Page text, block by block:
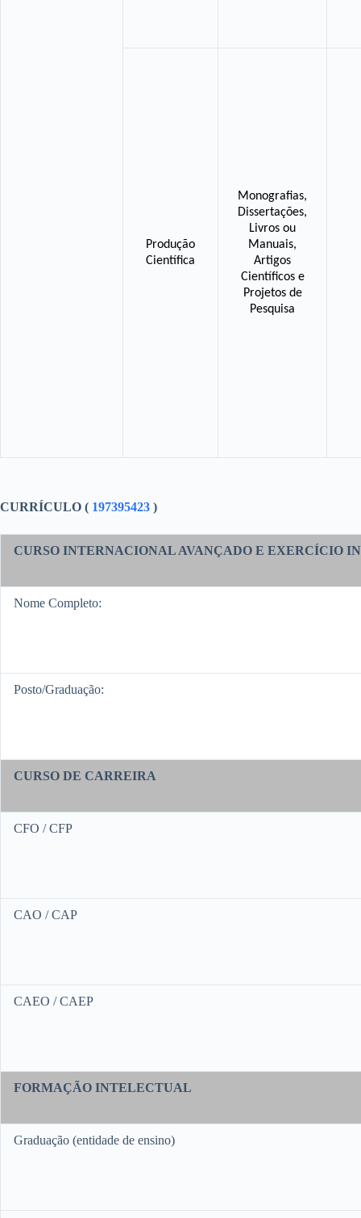
Produção
Científica
Monografias,
Dissertações,
Livros ou
Manuais,
Artigos
Científicos e
Projetos de
Pesquisa
CURRÍCULO ( 197395423 )
CURSO INTERNACIONAL AVANÇADO E EXERCÍCIO
Nome Completo:
Posto/Graduação:
CURSO DE CARREIRA
CFO / CFP
CAO / CAP
CAEO / CAEP
FORMAÇÃO INTELECTUAL
Graduação (entidade de ensino)